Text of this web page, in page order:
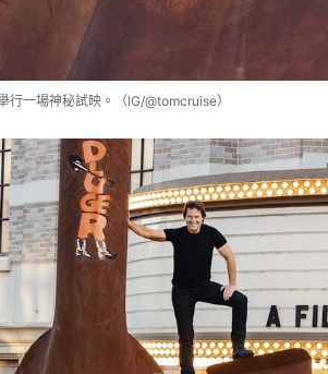
行一場神秘試映。（IG/@tomcruise）